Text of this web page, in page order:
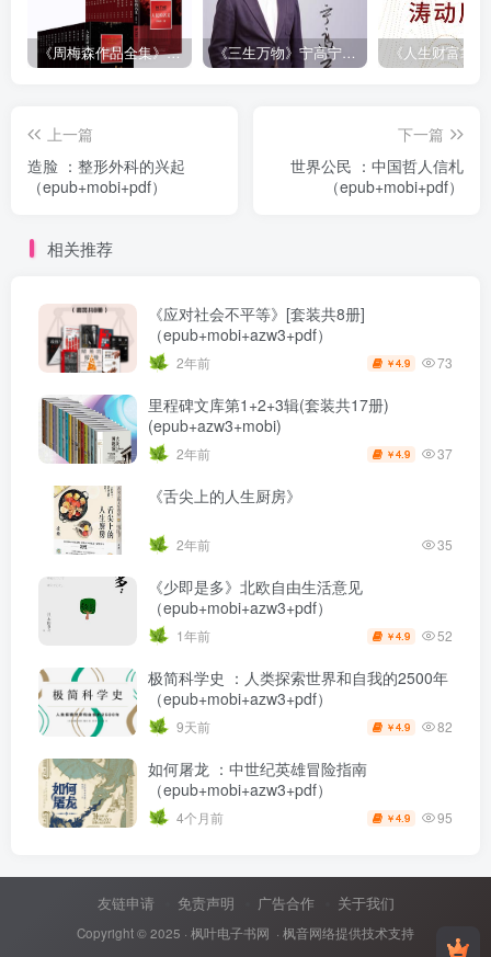
《周梅森作品全集》[共30册] 《三生万物》宁高宁（epub+mobi+azw3+pdf）
上一篇
造脸 ：整形外科的兴起
（epub+mobi+pdf）
下一篇
世界公民 ：中国哲人信札
（epub+mobi+pdf）
相关推荐
《应对社会不平等》[套装共8册]
（epub+mobi+azw3+pdf）
2年前 ￥4.9 73
里程碑文库第1+2+3辑(套装共17册)
(epub+azw3+mobi)
2年前 ￥4.9 37
《舌尖上的人生厨房》
2年前 35
《少即是多》北欧自由生活意见
（epub+mobi+azw3+pdf）
1年前 ￥4.9 52
极简科学史 ：人类探索世界和自我的2500年
（epub+mobi+azw3+pdf）
9天前 ￥4.9 82
如何屠龙 ：中世纪英雄冒险指南
（epub+mobi+azw3+pdf）
4个月前 ￥4.9 95
友链申请 免责声明 广告合作 关于我们
Copyright © 2025 · 枫叶电子书网 · 枫音网络提供技术支持